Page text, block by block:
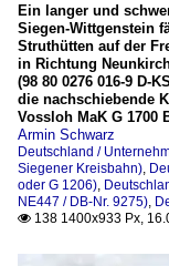
Ein langer und
Siegen-Wittgenstein
Struthütten auf der
in Richtung
(98 80 0276 016-9 D-
die nachschiebende
Vossloh MaK G 1700
Armin Schwarz
Deutschland /
Siegener Kreisbahn)
oder G 1206)
NE447 / DB-Nr. 9275)
 138 1400x933 Px,